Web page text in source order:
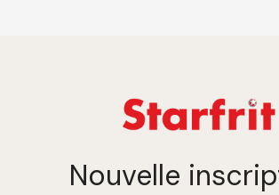
Nouvelle